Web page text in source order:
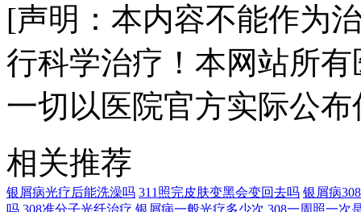
[声明：本内容不能作为
行科学治疗！本网站所
一切以医院官方实际公
相关推荐
银屑病光疗后能洗澡吗 311照完皮肤变黑会变回去吗 银屑病
吗 308准分子光纤治疗 银屑病一般光疗多少次 308一周照一次